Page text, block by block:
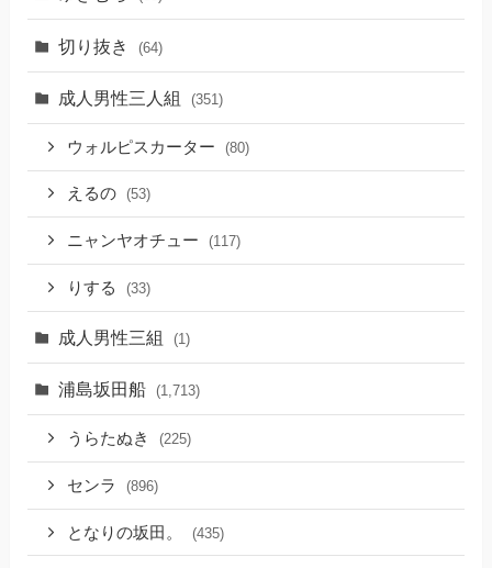
切り抜き (64)
成人男性三人組 (351)
ウォルピスカーター (80)
えるの (53)
ニャンヤオチュー (117)
りする (33)
成人男性三組 (1)
浦島坂田船 (1,713)
うらたぬき (225)
センラ (896)
となりの坂田。 (435)